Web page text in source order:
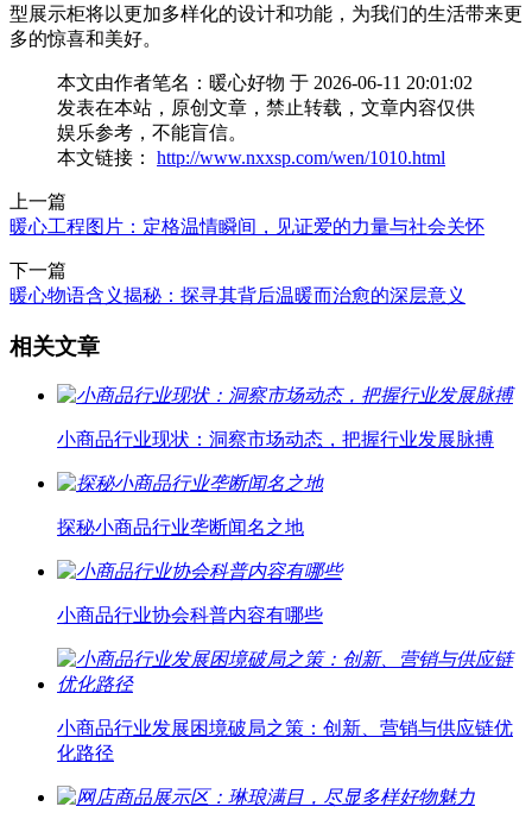
型展示柜将以更加多样化的设计和功能，为我们的生活带来更
多的惊喜和美好。
本文由作者笔名：暖心好物 于 2026-06-11 20:01:02
发表在本站，原创文章，禁止转载，文章内容仅供
娱乐参考，不能盲信。
本文链接： http://www.nxxsp.com/wen/1010.html
上一篇
暖心工程图片：定格温情瞬间，见证爱的力量与社会关怀
下一篇
暖心物语含义揭秘：探寻其背后温暖而治愈的深层意义
相关文章
小商品行业现状：洞察市场动态，把握行业发展脉搏
探秘小商品行业垄断闻名之地
小商品行业协会科普内容有哪些
小商品行业发展困境破局之策：创新、营销与供应链优
化路径